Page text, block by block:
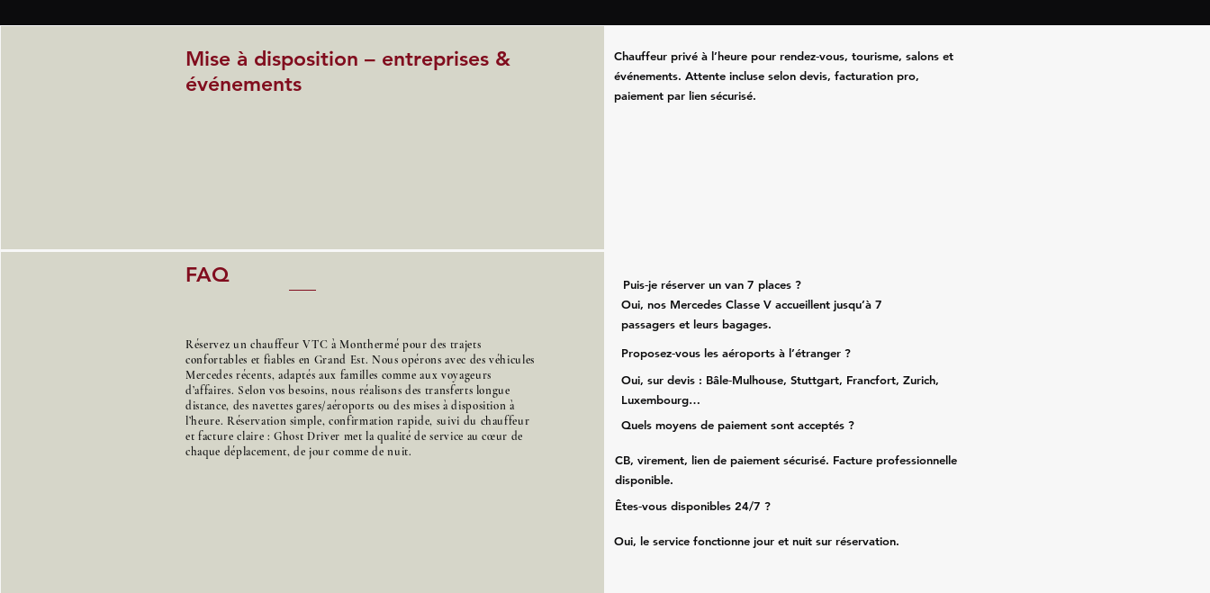
Mise à disposition – entreprises &
événements
Chauffeur privé à l’heure pour rendez‑vous, tourisme, salons et
événements. Attente incluse selon devis, facturation pro,
paiement par lien sécurisé.
FAQ
Réservez un chauffeur VTC à Monthermé pour des trajets
confortables et fiables en Grand Est. Nous opérons avec des véhicules
Mercedes récents, adaptés aux familles comme aux voyageurs
d’affaires. Selon vos besoins, nous réalisons des transferts longue
distance, des navettes gares/aéroports ou des mises à disposition à
l’heure. Réservation simple, confirmation rapide, suivi du chauffeur
et facture claire : Ghost Driver met la qualité de service au cœur de
chaque déplacement, de jour comme de nuit.
Puis‑je réserver un van 7 places ?
Oui, nos Mercedes Classe V accueillent jusqu’à 7
passagers et leurs bagages.
Proposez‑vous les aéroports à l’étranger ?
Oui, sur devis : Bâle‑Mulhouse, Stuttgart, Francfort, Zurich,
Luxembourg…
Quels moyens de paiement sont acceptés ?
CB, virement, lien de paiement sécurisé. Facture professionnelle
disponible.
Êtes‑vous disponibles 24/7 ?
Oui, le service fonctionne jour et nuit sur réservation.